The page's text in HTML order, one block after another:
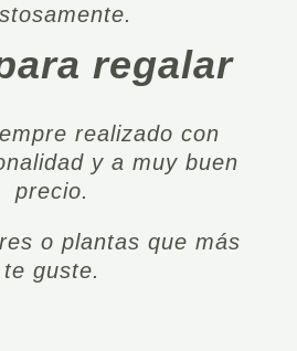
regalar
realizado con
y a muy buen
precio.
o plantas que más
te guste.